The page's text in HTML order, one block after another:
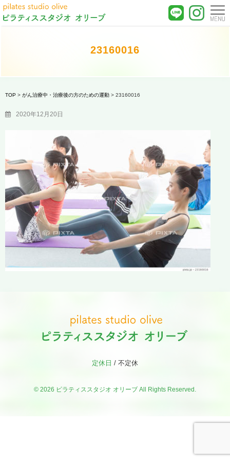
23160016
TOP > がん治療中・治療後の方のための運動 > 23160016
2020年12月20日
定休日 / 不定休
© 2026 ピラティススタジオ オリーブ All Rights Reserved.